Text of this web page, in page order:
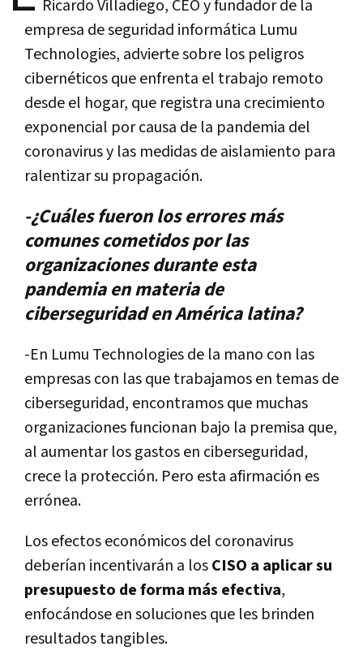
Ricardo Villadiego, CEO y fundador de la
empresa de seguridad informática Lumu
Technologies, advierte sobre los peligros
cibernéticos que enfrenta el trabajo remoto
desde el hogar, que registra una crecimiento
exponencial por causa de la pandemia del
coronavirus y las medidas de aislamiento para
ralentizar su propagación.
-¿Cuáles fueron los errores más
comunes cometidos por las
organizaciones durante esta
pandemia en materia de
ciberseguridad en América latina?
-En Lumu Technologies de la mano con las
empresas con las que trabajamos en temas de
ciberseguridad, encontramos que muchas
organizaciones funcionan bajo la premisa que,
al aumentar los gastos en ciberseguridad,
crece la protección. Pero esta afirmación es
errónea.
Los efectos económicos del coronavirus
deberían incentivarán a losCISO a aplicar su
presupuesto de forma más efectiva,
enfocándose en soluciones que les brinden
resultados tangibles.